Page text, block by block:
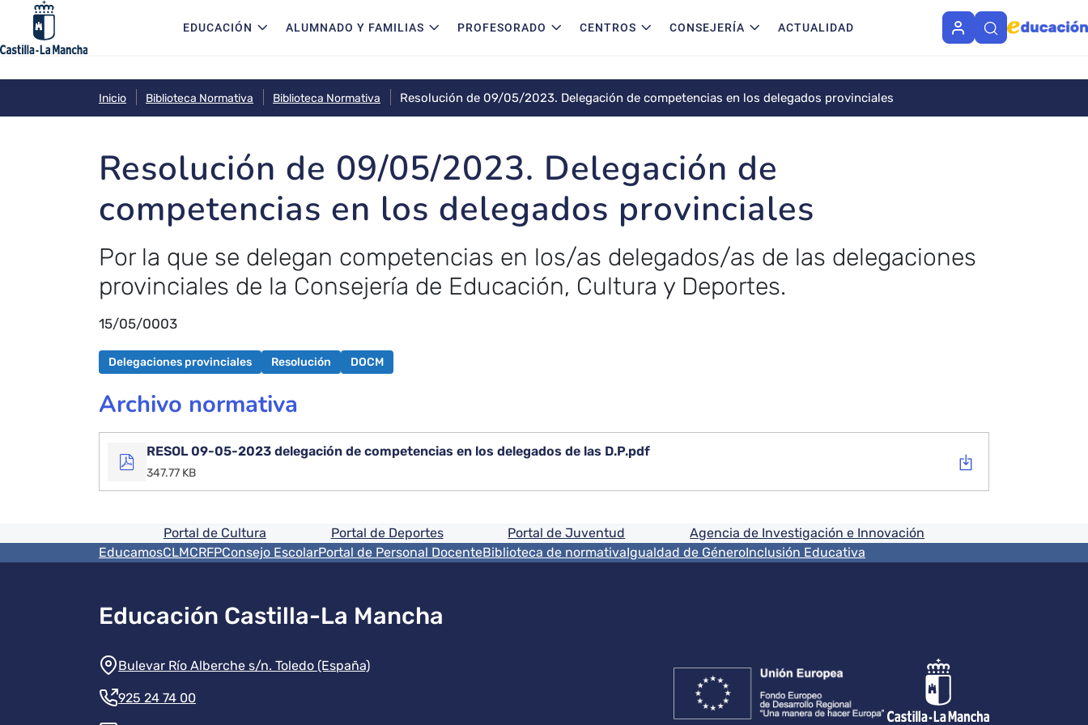
Pasar al contenido principalNavegación principal
EDUCACIÓN ALUMNADO Y FAMILIAS PROFESORADO CENTROS CONSEJERÍA ACTUALIDAD
Inicio Biblioteca Normativa Biblioteca Normativa Resolución de 09/05/2023. Delegación de competencias en los delegados provinciales
Resolución de 09/05/2023. Delegación de
competencias en los delegados provinciales
Por la que se delegan competencias en los/as delegados/as de las delegaciones
provinciales de la Consejería de Educación, Cultura y Deportes.
15/05/0003
Delegaciones provinciales Resolución DOCM
Archivo normativa
RESOL 09-05-2023 delegación de competencias en los delegados de las D.P.pdf
347.77 KB
Pie de pagina información
Portal de Cultura Portal de Deportes Portal de Juventud Agencia de Investigación e Innovación
Menú del pie
EducamosCLMCRFPConsejo EscolarPortal de Personal DocenteBiblioteca de normativaIgualdad de GéneroInclusión Educativa
Educación Castilla-La Mancha
Información de la institución
Bulevar Río Alberche s/n. Toledo (España)
925 24 74 00